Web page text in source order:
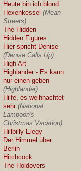
Heute bin ich blond
Hexenkessel (Mean
Streets)
The Hidden
Hidden Figures
Hier spricht Denise
(Denise Calls Up)
High Art
Highlander - Es kann
nur einen geben
(Highlander)
Hilfe, es weihnachtet
sehr (National
Lampoon's
Christmas Vacation)
Hillbilly Elegy
Der Himmel über
Berlin
Hitchcock
The Holdovers